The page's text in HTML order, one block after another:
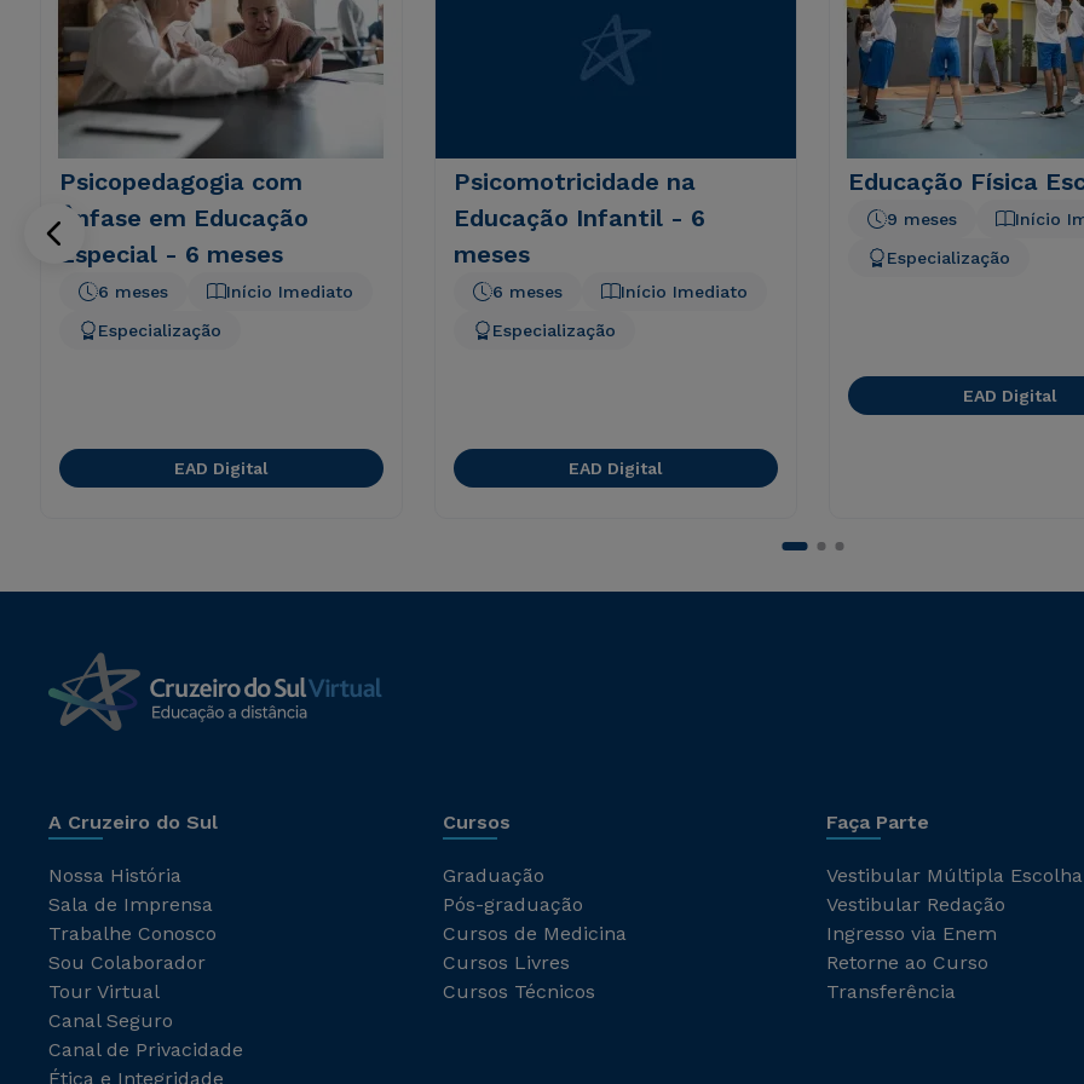
Psicopedagogia com
Ênfase em Educação
Especial - 6 meses
Início Imediato
6 meses
Especialização
EAD Digital
Psicomotricidade na
Educação Infantil - 6
meses
Início Imediato
6 meses
Especialização
EAD Digital
Educação Física
Início
9 meses
Especialização
EAD Digital
A Cruzeiro do Sul
Nossa História
Sala de Imprensa
Trabalhe Conosco
Sou Colaborador
Tour Virtual
Canal Seguro
Canal de Privacidade
Ética e Integridade
Cursos
Graduação
Pós-graduação
Cursos de Medicina
Cursos Livres
Cursos Técnicos
Faça Parte
Vestibular Múltipla Escolha
Vestibular Redação
Ingresso via Enem
Retorne ao Curso
Transferência